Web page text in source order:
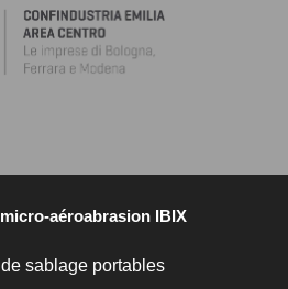
aéroabrasion IBIX
sablage portables